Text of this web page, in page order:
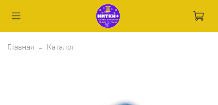
Главная Каталог